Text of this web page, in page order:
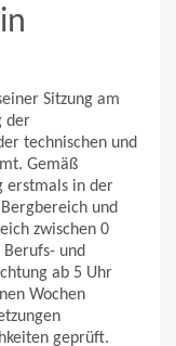
Sitzung am
der
technischen und
Gemäß
erstmals in der
und
zwischen 0
und
ab 5 Uhr
Wochen
geprüft.